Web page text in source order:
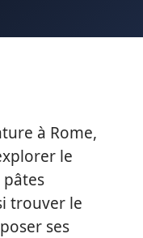
à Rome,
le
pâtes
trouver le
ses